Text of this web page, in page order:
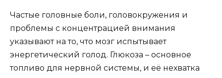
Частые головные боли, головокружения и
проблемы с концентрацией внимания
указывают на то, что мозг испытывает
энергетический голод. Глюкоза – основное
топливо для нервной системы, и её нехватка